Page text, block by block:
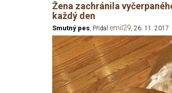
Žena zachránila
každý den
Smutný pes, Přidal emil29, 26. 11. 2017